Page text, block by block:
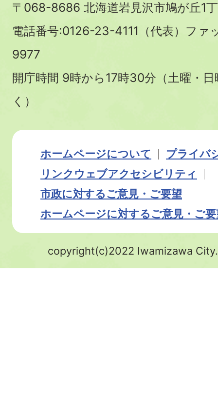
〒068-8686 北海道岩見沢市鳩が丘1
電話番号:0126-23-4111（代表）フ
9977
開庁時間 9時から17時30分（土曜・
く）
ホームページについて
プライバ
リンク ウェブアクセシビリティ
市政に対するご意見・ご要望
ホームページに対するご意見・ご
copyright(c)2022 Iwamizawa